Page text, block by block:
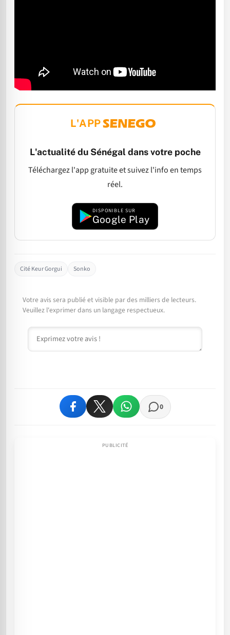
L'APP
L'actualité du Sénégal dans votre poche
Téléchargez l'app gratuite et suivez l'info en temps
réel.
DISPONIBLE SUR
Google Play
Cité Keur Gorgui Sonko
Votre avis sera publié et visible par des milliers de lecteurs.
Veuillez l'exprimer dans un langage respectueux.
Commentaire
0